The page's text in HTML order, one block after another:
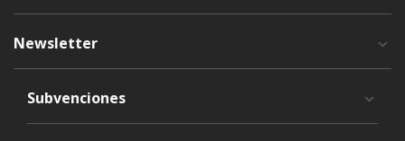
Newsletter
Subvenciones